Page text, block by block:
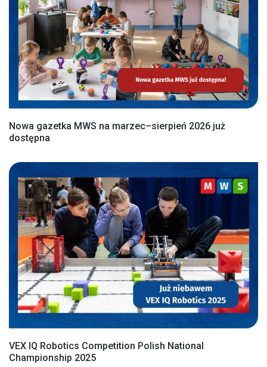
Nowa gazetka MWS na marzec–sierpień 2026 już
dostępna
VEX IQ Robotics Competition Polish National
Championship 2025